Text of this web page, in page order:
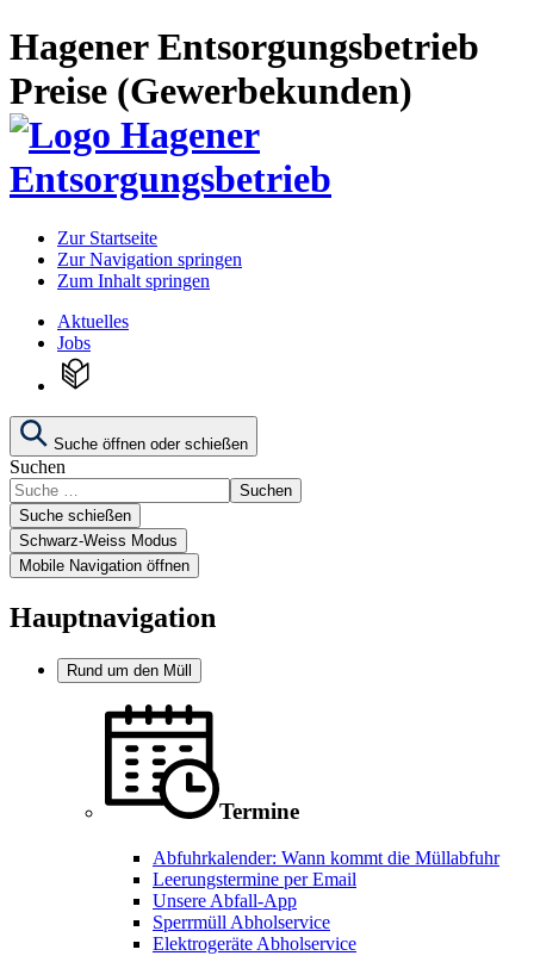
Hagener Entsorgungsbetrieb
Preise (Gewerbekunden)
Zur Startseite
Zur Navigation springen
Zum Inhalt springen
Aktuelles
Jobs
Suche öffnen oder schießen
Suchen
Suchen
Suche schießen
Schwarz-Weiss Modus
Mobile Navigation öffnen
Hauptnavigation
Rund um den Müll
Termine
Abfuhrkalender: Wann kommt die Müllabfuhr
Leerungstermine per Email
Unsere Abfall-App
Sperrmüll Abholservice
Elektrogeräte Abholservice